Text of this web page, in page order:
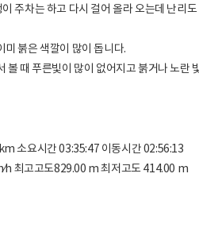
주차는 하고 다시 걸어 올라 오는데 난리도
미 붉은 색깔이 많이 돕니다.
볼 때 푸른빛이 많이 없어지고 붉거나 노란
소요시간 03:35:47 이동시간 02:56:13
최고고도829.00 m 최저고도 414.00 m